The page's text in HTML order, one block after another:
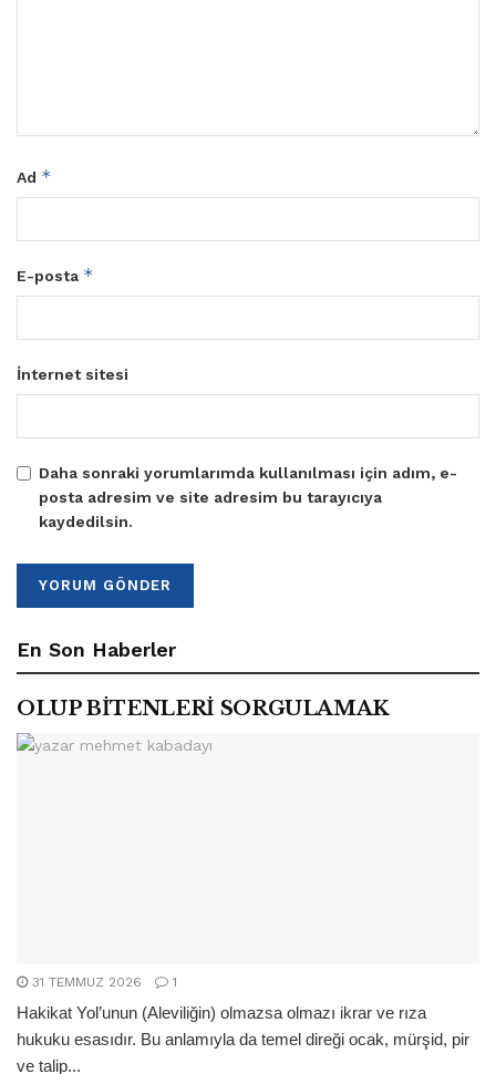
Ad *
E-posta *
İnternet sitesi
Daha sonraki yorumlarımda kullanılması için adım, e-
posta adresim ve site adresim bu tarayıcıya
kaydedilsin.
En Son Haberler
OLUP BİTENLERİ SORGULAMAK
31 TEMMUZ 2026 1
Hakikat Yol’unun (Aleviliğin) olmazsa olmazı ikrar ve rıza
hukuku esasıdır. Bu anlamıyla da temel direği ocak, mürşid, pir
ve talip...